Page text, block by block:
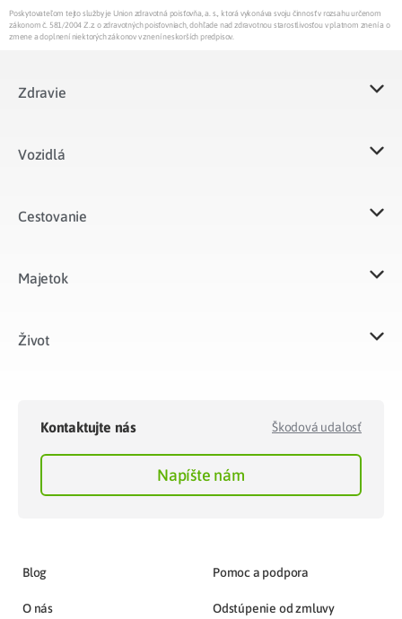
Poskytovateľom tejto služby je Union zdravotná poisťovňa, a. s., ktorá vykonáva svoju činnosť v rozsahu určenom
zákonom č. 581/2004 Z.z. o zdravotných poisťovniach, dohľade nad zdravotnou starostlivosťou v platnom znení a o
zmene a doplnení niektorých zákonov v znení neskorších predpisov.
Zdravie
Vozidlá​
Cestovanie
Majetok​
Život​
Kontaktujte nás Škodová udalosť
Napíšte nám
Blog
O nás
Pomoc a podpora
Odstúpenie od zmluvy